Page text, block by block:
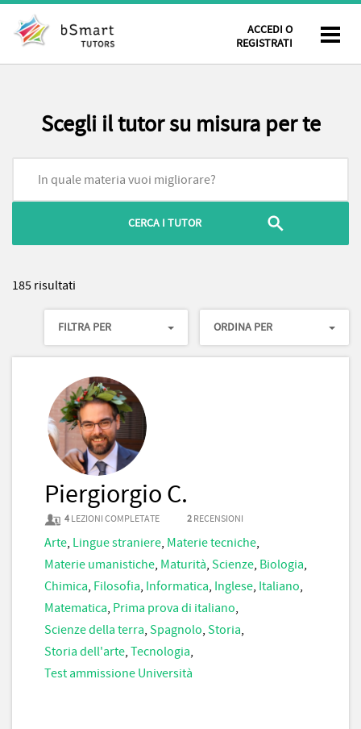
ACCEDI O
REGISTRATI
Scegli il tutor su misura per te
185 risultati
ORDINA PER
FILTRA PER
Piergiorgio C.
4 LEZIONI COMPLETATE 2 RECENSIONI
Arte, Lingue straniere, Materie tecniche,
Materie umanistiche, Maturità, Scienze, Biologia,
Chimica, Filosofia, Informatica, Inglese, Italiano,
Matematica, Prima prova di italiano,
Scienze della terra, Spagnolo, Storia,
Storia dell'arte, Tecnologia,
Test ammissione Università